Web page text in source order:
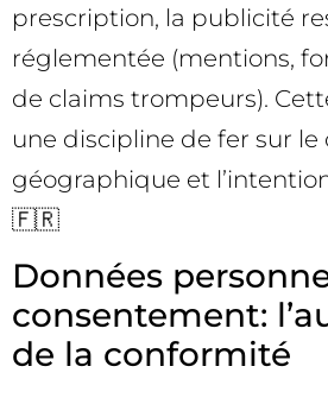
prescription, la publicité
réglementée (mentions,
de claims trompeurs).
une discipline de fer sur le
géographique et
🇫🇷
Données
consentement:
de la conformité